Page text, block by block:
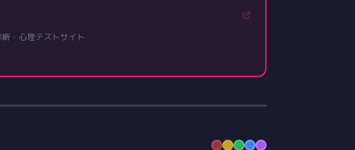
・心理テストサイト